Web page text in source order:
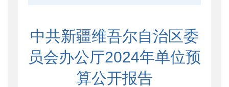
中共新疆维吾尔自治区委
员会办公厅2024年单位预
算公开报告